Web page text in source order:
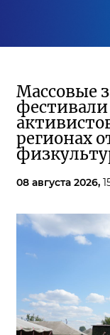
Массовые
регионах
08 августа 2026,